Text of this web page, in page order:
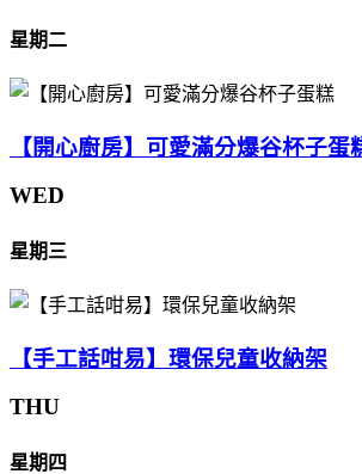
星期二
【開心廚房】可愛滿分爆谷杯子蛋
WED
星期三
【手工話咁易】環保兒童收納架
THU
星期四